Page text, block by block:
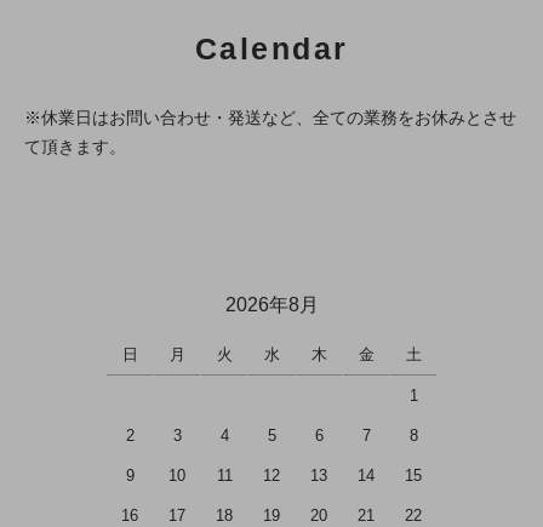
Calendar
※休業日はお問い合わせ・発送など、全ての業務をお休みとさせ
て頂きます。
2026年8月
日 月 火 水 木 金 土
1
2 3 4 5 6 7 8
9 10 11 12 13 14 15
16 17 18 19 20 21 22